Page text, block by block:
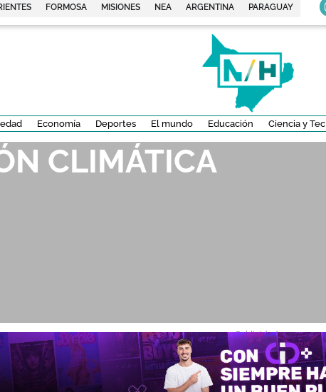
FORMOSA MISIONES NEA ARGENTINA PARAGUAY
Economía Deportes El mundo Educación Ciencia y Tec
CLIMÁTICA
- Publicidad -